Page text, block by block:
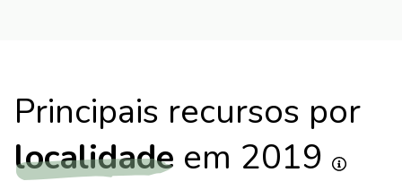
Principais recursos por
localidade em 2019